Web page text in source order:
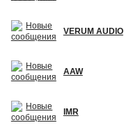
VERUM AUDIO
AAW
IMR